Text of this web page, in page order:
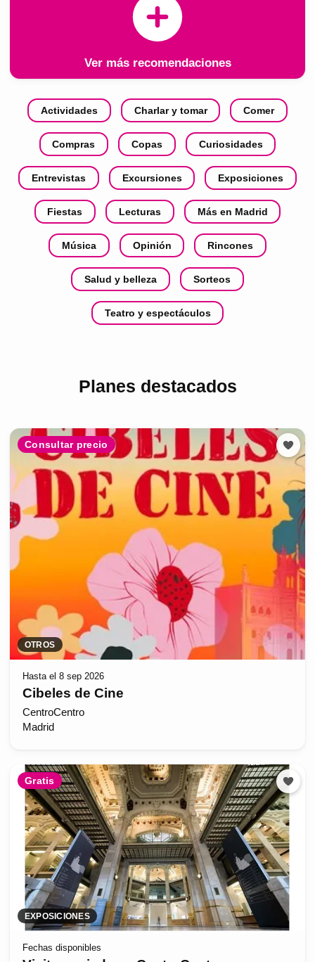
Ver más recomendaciones
Actividades Charlar y tomar Comer
Compras Copas Curiosidades
Entrevistas Excursiones Exposiciones
Fiestas Lecturas Más en Madrid
Música Opinión Rincones
Salud y belleza Sorteos
Teatro y espectáculos
Planes destacados
Consultar precio
OTROS
Hasta el 8 sep 2026
Cibeles de Cine
CentroCentro
Madrid
Gratis
EXPOSICIONES
Fechas disponibles